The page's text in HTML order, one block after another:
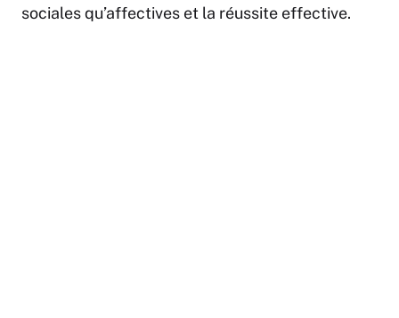
sociales qu’affectives et la réussite effective.